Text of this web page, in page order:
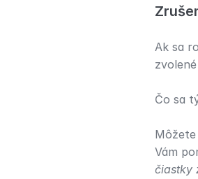
Ak sa
Čo sa
Vám
čiastky